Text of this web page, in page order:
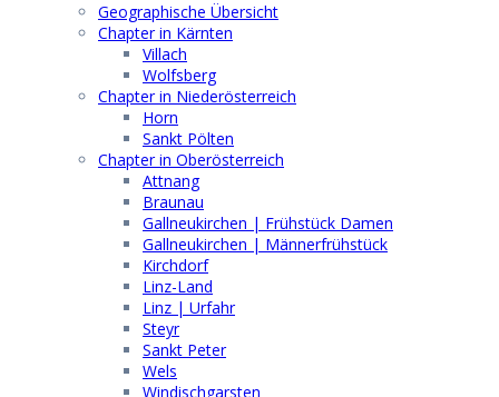
Geographische Übersicht
Chapter in Kärnten
Villach
Wolfsberg
Chapter in Niederösterreich
Horn
Sankt Pölten
Chapter in Oberösterreich
Attnang
Braunau
Gallneukirchen | Frühstück Damen
Gallneukirchen | Männerfrühstück
Kirchdorf
Linz-Land
Linz | Urfahr
Steyr
Sankt Peter
Wels
Windischgarsten